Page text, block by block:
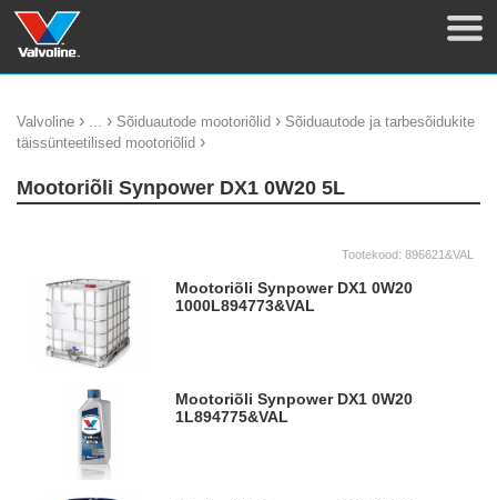
Valvoline › ... › Sõiduautode mootoriõlid › Sõiduautode ja tarbesõidukite
täissünteetilised mootoriõlid ›
Mootoriõli Synpower DX1 0W20 5L
Tootekood: 896621&VAL
Mootoriõli Synpower DX1 0W20
1000L894773&VAL
Mootoriõli Synpower DX1 0W20
1L894775&VAL